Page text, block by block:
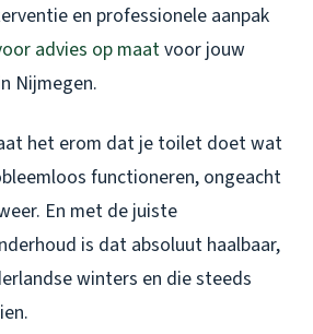
en professionele aanpak
advies op maatvoor jouw
Nijmegen.
het erom dat je toilet doet wat
functioneren, ongeacht
En met de juiste
is dat absoluut haalbaar,
winters en die steeds